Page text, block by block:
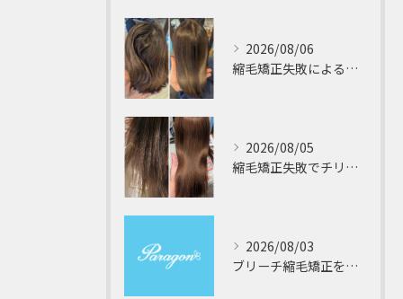
2026/08/06
縮毛矯正失敗によるチリチリやジリジリ髪のビビり直し専門が解説する本当に効く修復策
2026/08/05
縮毛矯正失敗でチリチリジリジリの髪をビビり直し専門が丁寧に修復する方法解説
2026/08/03
ブリーチ縮毛矯正を安全に受けるための大阪府対応サロン選びと髪質改善のポイント